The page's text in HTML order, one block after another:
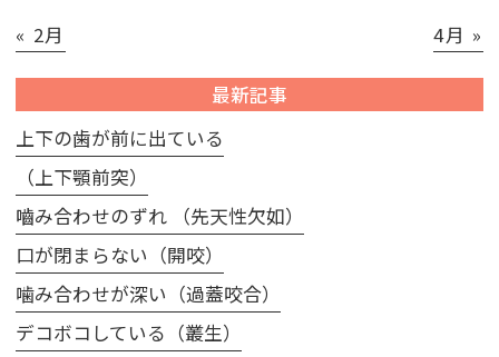
« 2月 4月 »
最新記事
上下の歯が前に出ている
（上下顎前突）
嚙み合わせのずれ （先天性欠如）
口が閉まらない（開咬）
噛み合わせが深い（過蓋咬合）
デコボコしている（叢生）